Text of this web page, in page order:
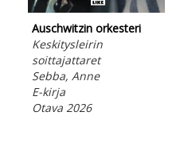
Auschwitzin orkesteri
Keskitysleirin
soittajattaret
Sebba, Anne
E-kirja
Otava 2026